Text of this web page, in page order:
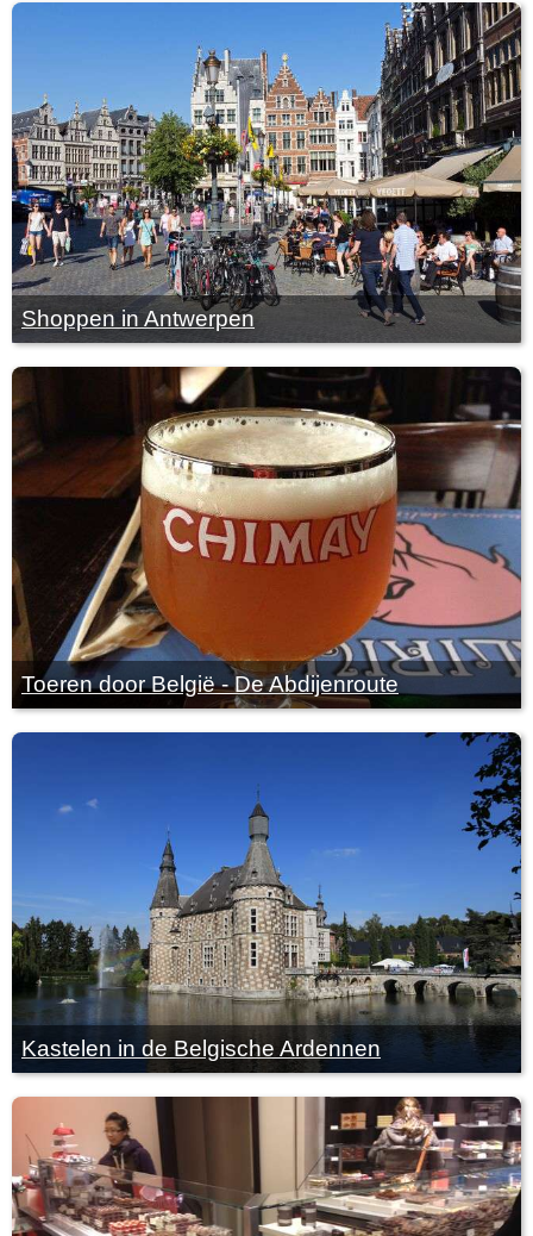
Shoppen in Antwerpen
Toeren door België - De Abdijenroute
Kastelen in de Belgische Ardennen